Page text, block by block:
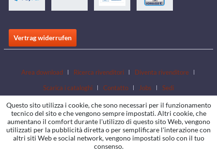
Vertrag widerrufen
Area download Ricerca rivenditori
Diventa rivenditore
Scarica i cataloghi
Contatto Jobs Sedi
Questo sito utilizza i cookie, che sono necessari per il funzionamento
tecnico del sito e che vengono sempre impostati. Altri cookie, che
aumentano il comfort durante l'utilizzo di questo sito Web, vengono
utilizzati per la pubblicità diretta o per semplificare l'interazione con
altri siti Web e social network, vengono impostati solo con il tuo
consenso.